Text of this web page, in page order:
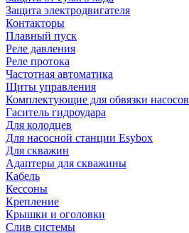
Защита электродвигателя
Контакторы
Плавный пуск
Реле давления
Реле протока
Частотная автоматика
Щиты управления
Комплектующие для обвязки насосов
Гаситель гидроудара
Для колодцев
Для насосной станции Esybox
Для скважин
Адаптеры для скважины
Кабель
Кессоны
Крепление
Крышки и оголовки
Слив системы